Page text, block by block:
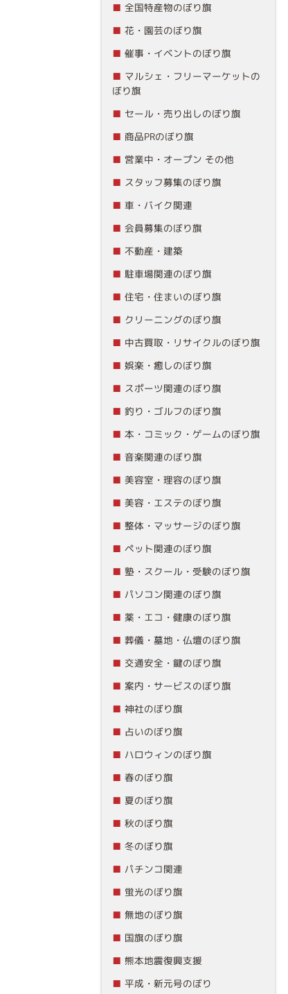
全国特産物のぼり旗
花・園芸のぼり旗
催事・イベントのぼり旗
マルシェ・フリーマーケットの
ぼり旗
セール・売り出しのぼり旗
商品PRのぼり旗
営業中・オープン その他
スタッフ募集のぼり旗
車・バイク関連
会員募集のぼり旗
不動産・建築
駐車場関連のぼり旗
住宅・住まいのぼり旗
クリーニングのぼり旗
中古買取・リサイクルのぼり旗
娯楽・癒しのぼり旗
スポーツ関連のぼり旗
釣り・ゴルフのぼり旗
本・コミック・ゲームのぼり旗
音楽関連のぼり旗
美容室・理容のぼり旗
美容・エステのぼり旗
整体・マッサージのぼり旗
ペット関連のぼり旗
塾・スクール・受験のぼり旗
パソコン関連のぼり旗
薬・エコ・健康のぼり旗
葬儀・墓地・仏壇のぼり旗
交通安全・鍵のぼり旗
案内・サービスのぼり旗
神社のぼり旗
占いのぼり旗
ハロウィンのぼり旗
春のぼり旗
夏のぼり旗
秋のぼり旗
冬のぼり旗
パチンコ関連
蛍光のぼり旗
無地のぼり旗
国旗のぼり旗
熊本地震復興支援
平成・新元号のぼり